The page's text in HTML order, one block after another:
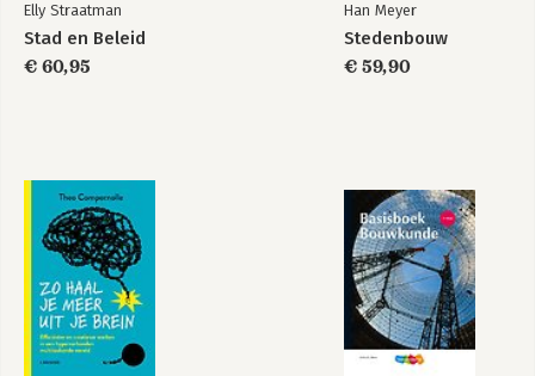
Elly Straatman
Stad en Beleid
€ 60,95
Han Meyer
Stedenbouw
€ 59,90